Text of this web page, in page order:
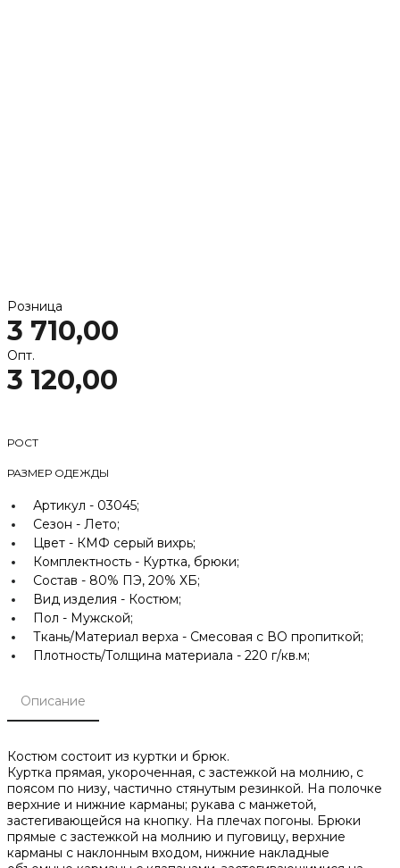
Розница
3 710,00
Опт.
3 120,00
РОСТ
РАЗМЕР ОДЕЖДЫ
Артикул - 03045;
Сезон - Лето;
Цвет - КМФ серый вихрь;
Комплектность - Куртка, брюки;
Состав - 80% ПЭ, 20% ХБ;
Вид изделия - Костюм;
Пол - Мужской;
Ткань/Материал верха - Смесовая с ВО пропиткой;
Плотность/Толщина материала - 220 г/кв.м;
Описание
Костюм состоит из куртки и брюк.
Куртка прямая, укороченная, с застежкой на молнию, с
поясом по низу, частично стянутым резинкой. На полочке
верхние и нижние карманы; рукава с манжетой,
застегивающейся на кнопку. На плечах погоны. Брюки
прямые с застежкой на молнию и пуговицу, верхние
карманы с наклонным входом, нижние накладные